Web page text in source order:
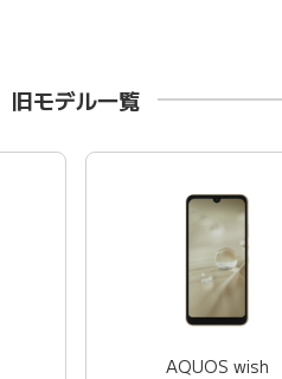
旧モデル一覧
AQUOS wish